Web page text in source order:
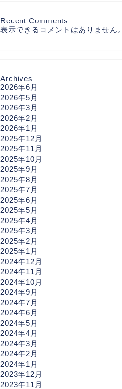
Recent Comments
表示できるコメントはありません。
Archives
2026年6月
2026年5月
2026年3月
2026年2月
2026年1月
2025年12月
2025年11月
2025年10月
2025年9月
2025年8月
2025年7月
2025年6月
2025年5月
2025年4月
2025年3月
2025年2月
2025年1月
2024年12月
2024年11月
2024年10月
2024年9月
2024年7月
2024年6月
2024年5月
2024年4月
2024年3月
2024年2月
2024年1月
2023年12月
2023年11月